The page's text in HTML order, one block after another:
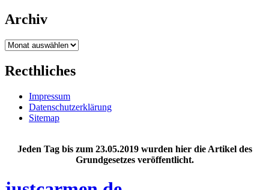
Archiv
Archiv
Recthliches
Impressum
Datenschutzerklärung
Sitemap
Jeden Tag bis zum 23.05.2019 wurden hier die Artikel des
Grundgesetzes veröffentlicht.